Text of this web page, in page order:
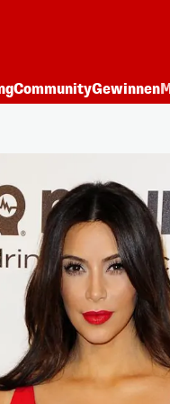
CommunityGewinnen